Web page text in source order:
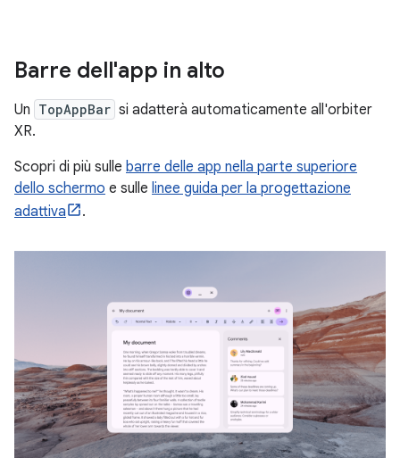
Barre dell'app in alto
Un TopAppBar si adatterà automaticamente all'orbiter
XR.
Scopri di più sulle barre delle app nella parte superiore
dello schermo e sulle linee guida per la progettazione
adattiva
.